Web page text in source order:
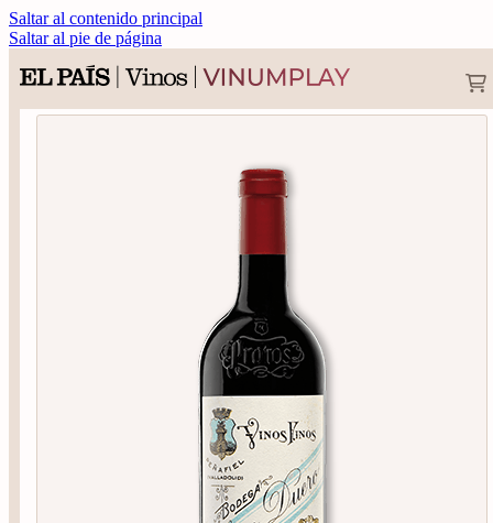
Saltar al contenido principal
Saltar al pie de página